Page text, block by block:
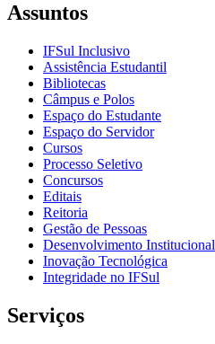
Assuntos
IFSul Inclusivo
Assistência Estudantil
Bibliotecas
Câmpus e Polos
Espaço do Estudante
Espaço do Servidor
Cursos
Processo Seletivo
Concursos
Editais
Reitoria
Gestão de Pessoas
Desenvolvimento Institucional
Inovação Tecnológica
Integridade no IFSul
Serviços